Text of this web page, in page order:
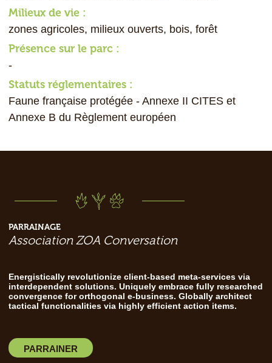
Milieux de vie :
zones agricoles, milieux ouverts, bois, forêt
Présence sur le parc :
-
Statuts réglementaires :
Faune française protégée - Annexe II CITES et
Annexe B du Règlement européen
PARRAINAGE
Association ZOA Conversation
Energistically revolutionize client-based meta-services via
interdependent solutions. Uniquely embrace fully researched
convergence for orthogonal e-business. Globally architect
tactical functionalities via highly efficient action items.
PARRAINER